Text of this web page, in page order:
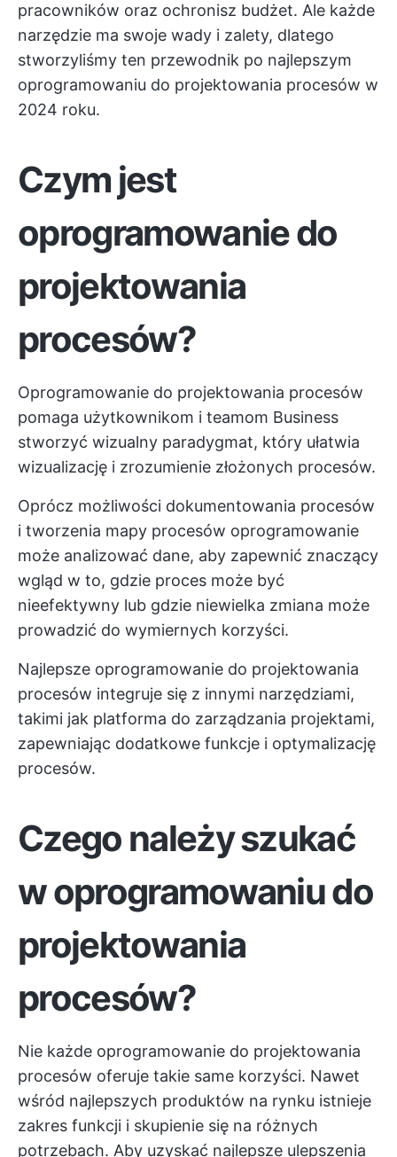
pracowników oraz ochronisz budżet. Ale każde
narzędzie ma swoje wady i zalety, dlatego
stworzyliśmy ten przewodnik po najlepszym
oprogramowaniu do projektowania procesów w
2024 roku.
Czym jest
oprogramowanie do
projektowania
procesów?
Oprogramowanie do projektowania procesów
pomaga użytkownikom i teamom Business
stworzyć wizualny paradygmat, który ułatwia
wizualizację i zrozumienie złożonych procesów.
Oprócz możliwości dokumentowania procesów
i tworzenia mapy procesów oprogramowanie
może analizować dane, aby zapewnić znaczący
wgląd w to, gdzie proces może być
nieefektywny lub gdzie niewielka zmiana może
prowadzić do wymiernych korzyści.
Najlepsze oprogramowanie do projektowania
procesów integruje się z innymi narzędziami,
takimi jak platforma do zarządzania projektami,
zapewniając dodatkowe funkcje i optymalizację
procesów.
Czego należy szukać
w oprogramowaniu do
projektowania
procesów?
Nie każde oprogramowanie do projektowania
procesów oferuje takie same korzyści. Nawet
wśród najlepszych produktów na rynku istnieje
zakres funkcji i skupienie się na różnych
potrzebach. Aby uzyskać najlepsze ulepszenia